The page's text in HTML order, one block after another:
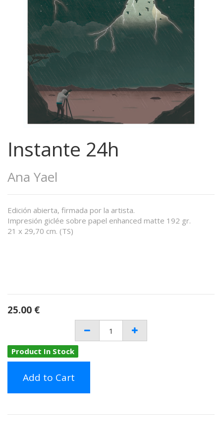
Instante 24h
Ana Yael
Edición abierta, firmada por la artista.
Impresión giclée sobre papel enhanced matte 192 gr.
21 x 29,70 cm. (TS)
25.00 €
Product In Stock
Add to Cart